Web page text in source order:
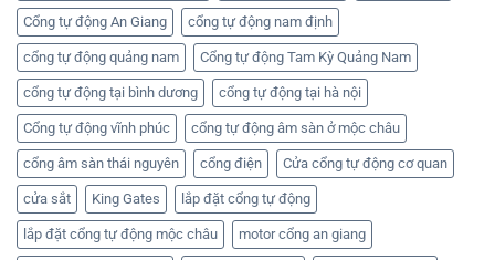
Cổng tự động An Giang cổng tự động nam định
cổng tự động quảng nam Cổng tự động Tam Kỳ Quảng Nam
cổng tự động tại bình dương cổng tự động tại hà nội
Cổng tự động vĩnh phúc cổng tự động âm sàn ở mộc châu
cổng âm sàn thái nguyên cổng điện Cửa cổng tự động cơ quan
cửa sắt King Gates lắp đặt cổng tự động
lắp đặt cổng tự động mộc châu motor cổng an giang